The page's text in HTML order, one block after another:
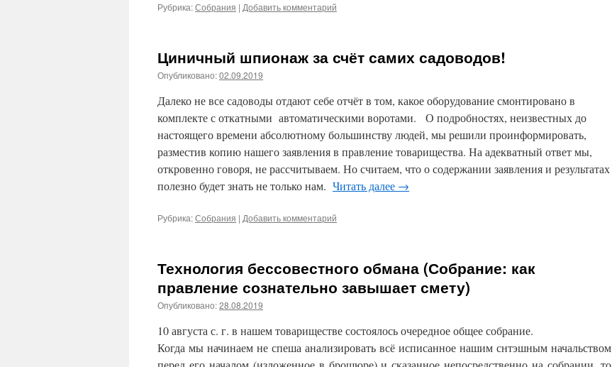
Рубрика:Собрания | Добавить комментарий
Циничный шпионаж за счёт самих садоводов!
Опубликовано:02.09.2019
Далеко не все садоводы отдают себе отчёт в том, какое оборудование смонтировано в
комплекте с откатными автоматическими воротами. О подробностях, неизвестных до
настоящего времени абсолютному большинству людей, мы решили проинформировать,
разместив копию нашего заявления в правление товарищества. На адекватный ответ мы,
откровенно говоря, не рассчитываем. Но считаем, что о содержании заявления и результатах
полезно будет знать не только нам. Читать далее →
Рубрика:Собрания | Добавить комментарий
Технология бессовестного обмана (Собрание: как
правление сознательно завышает смету)
Опубликовано:28.08.2019
10 августа с. г. в нашем товариществе состоялось очередное общее собрание.
Когда мы начинаем не спеша анализировать всё исписанное нашим снтэшным начальством